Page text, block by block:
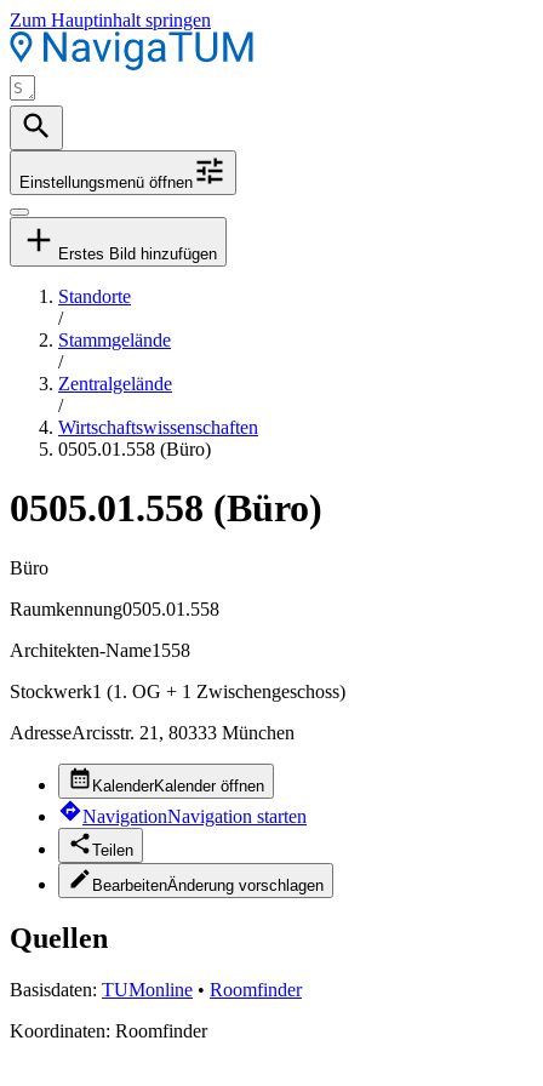
Zum Hauptinhalt springen
Einstellungsmenü öffnen
Erstes Bild hinzufügen
Standorte
/
Stammgelände
/
Zentralgelände
/
Wirtschaftswissenschaften
0505.01.558 (Büro)
0505.01.558 (Büro)
Büro
Raumkennung0505.01.558
Architekten-Name1558
Stockwerk1 (1. OG + 1 Zwischengeschoss)
AdresseArcisstr. 21, 80333 München
KalenderKalender öffnen
NavigationNavigation starten
Teilen
BearbeitenÄnderung vorschlagen
Quellen
Basisdaten: TUMonline • Roomfinder
Koordinaten: Roomfinder